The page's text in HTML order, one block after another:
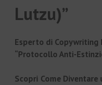
Lutzu)”
Esperto di Copywriting
“Protocollo Anti-
Scopri Come